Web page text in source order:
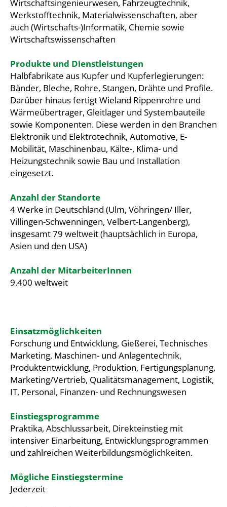
Wirtschaftsingenieurwesen, Fahrzeugtechnik,
Werkstofftechnik, Materialwissenschaften, aber
auch (Wirtschafts-)Informatik, Chemie sowie
Wirtschaftswissenschaften
Produkte und Dienstleistungen
Halbfabrikate aus Kupfer und Kupferlegierungen:
Bänder, Bleche, Rohre, Stangen, Drähte und Profile.
Darüber hinaus fertigt Wieland Rippenrohre und
Wärmeübertrager, Gleitlager und Systembauteile
sowie Komponenten. Diese werden in den Branchen
Elektronik und Elektrotechnik, Automotive, E-
Mobilität, Maschinenbau, Kälte-, Klima- und
Heizungstechnik sowie Bau und Installation
eingesetzt.
Anzahl der Standorte
4 Werke in Deutschland (Ulm, Vöhringen/ Iller,
Villingen-Schwenningen, Velbert-Langenberg),
insgesamt 79 weltweit (hauptsächlich in Europa,
Asien und den USA)
Anzahl der MitarbeiterInnen
9.400 weltweit
Einsatzmöglichkeiten
Forschung und Entwicklung, Gießerei, Technisches
Marketing, Maschinen- und Anlagentechnik,
Produktentwicklung, Produktion, Fertigungsplanung,
Marketing/Vertrieb, Qualitätsmanagement, Logistik,
IT, Personal, Finanzen- und Rechnungswesen
Einstiegsprogramme
Praktika, Abschlussarbeit, Direkteinstieg mit
intensiver Einarbeitung, Entwicklungsprogrammen
und zahlreichen Weiterbildungsmöglichkeiten.
Mögliche Einstiegstermine
Jederzeit